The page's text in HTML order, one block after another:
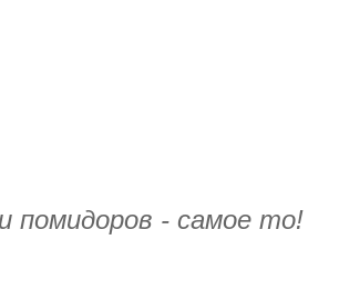
помидоров - самое то!